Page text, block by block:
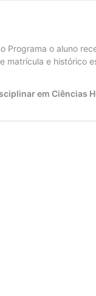
Programa o aluno
matrícula e histórico
em Ciências